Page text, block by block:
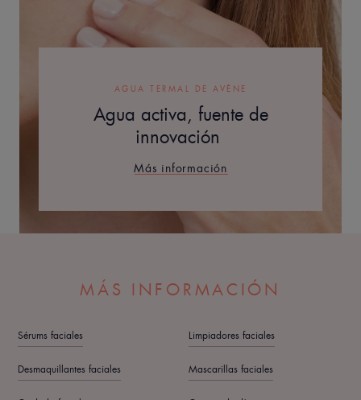
AGUA TERMAL DE AVÈNE
Agua activa, fuente de
innovación
Más información
MÁS INFORMACIÓN
Sérums faciales Limpiadores faciales
Desmaquillantes faciales Mascarillas faciales